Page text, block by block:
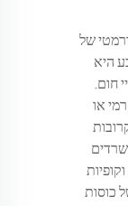
של
היא
חום.
או
כוסות